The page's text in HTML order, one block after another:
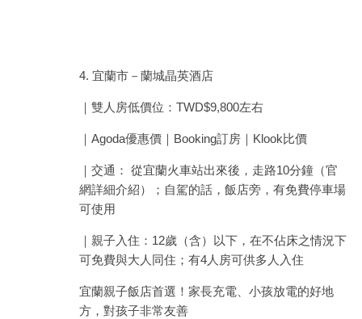
4. 宜蘭市－蘭城晶英酒店
｜雙人房低價位：TWD$9,800左右
｜Agoda優惠價｜Booking訂房｜Klook比價
｜交通： 從宜蘭火車站出來後，走路10分鐘（官
網詳細介紹）；自駕的話，飯店旁，有免費停車場
可使用
｜親子入住：12歲（含）以下，在不佔床之情況下
可免費與大人同住；有4人房可供多人入住
宜蘭親子飯店首選！家長充電、小孩放電的好地
方，對孩子非常友善